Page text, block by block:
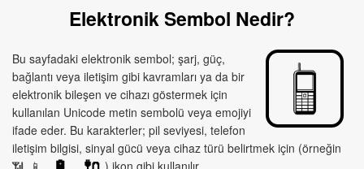
Elektronik Sembol Nedir?
Bu sayfadaki elektronik sembol; şarj, güç,
bağlantı veya iletişim gibi kavramları ya da bir
elektronik bileşen ve cihazı göstermek için
kullanılan Unicode metin sembolü veya emojiyi
ifade eder. Bu karakterler; pil seviyesi, telefon
iletişim bilgisi, sinyal gücü veya cihaz türü belirtmek için (örneğin
📶, 📱,
, ) ikon gibi kullanılır.